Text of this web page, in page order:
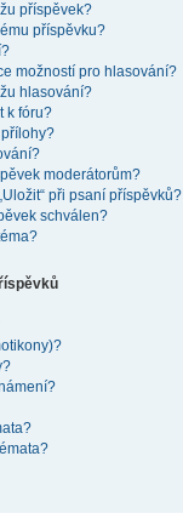
příspěvek?
příspěvku?
možností pro hlasování?
hlasování?
k fóru?
moderátorům?
při psaní příspěvků?
schválen?